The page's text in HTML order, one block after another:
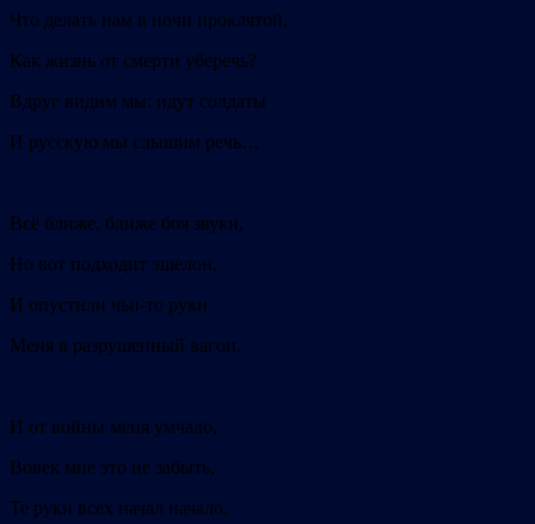
Что делать нам в ночи проклятой,
Как жизнь от смерти уберечь?
Вдруг видим мы: идут солдаты
И русскую мы слышим речь…
Всё ближе, ближе боя звуки,
Но вот подходит эшелон,
И опустили чьи-то руки
Меня в разрушенный вагон.
И от войны меня умчало,
Вовек мне это не забыть,
Те руки всех начал начало,